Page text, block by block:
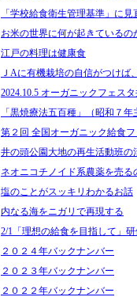
「学校給食衛生管理基準」に
お米の世界に何が起きているの
江戸の料理は健康食
ＪAに有機栽培の自信がつけば
2024.10.5 オーガニックフェス
「黒焼療法五百種」（昭和７
第２回 全国オーガニック給食
井の頭公園大地の再生活動班の
ネオニコチノイド系農薬を売
塩のことがスッキリわかるお話
内なる海をニガリで再現する
2/1「理想の給食を目指して」
２０２４年バックナンバー
２０２３年バックナンバー
２０２２年バックナンバー